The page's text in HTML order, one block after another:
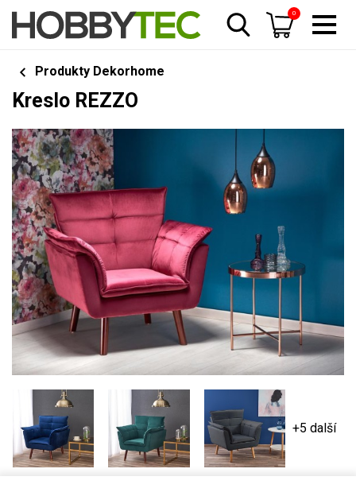
0
Produkty Dekorhome
Kreslo REZZO
+5 další